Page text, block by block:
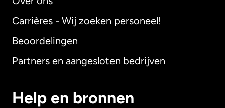
Carrières - Wij zoeken personeel!
Beoordelingen
Partners en aangesloten bedrijven
Help en bronnen